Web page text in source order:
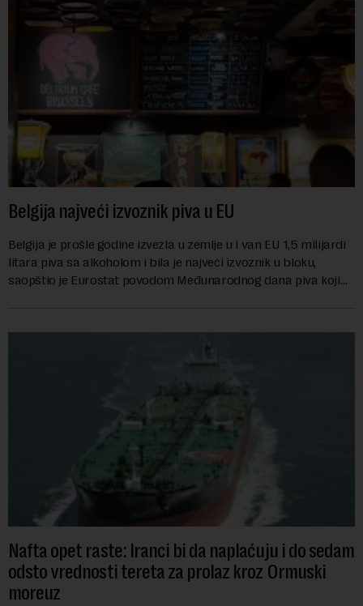
Belgija najveći izvoznik piva u EU
Belgija je prošle godine izvezla u zemlje u i van EU 1,5 milijardi
litara piva sa alkoholom i bila je najveći izvoznik u bloku,
saopštio je Eurostat povodom Međunarodnog dana piva koji
Nafta opet raste: Iranci bi da naplaćuju i do sedam
odsto vrednosti tereta za prolaz kroz Ormuski
moreuz